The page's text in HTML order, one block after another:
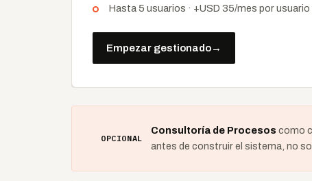
Hasta 5 usuarios · +USD 35/mes por usuario
Empezar gestionado→
OPCIONAL
Consultoría de Procesos como
antes de construir el sistema, no